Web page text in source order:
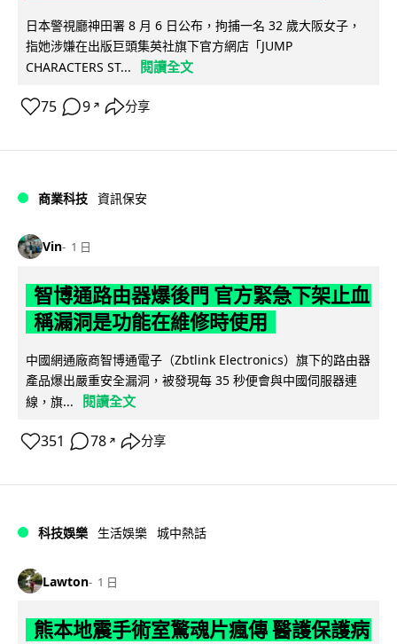
日本警視廳神田署 8 月 6 日公布，拘捕一名 32 歲大阪女子，
指她涉嫌在出版巨頭集英社旗下官方網店「JUMP
CHARACTERS ST...
閱讀全文
75 9 ↗ 分享
商業科技 資訊保安
Vin 1 日
智博通路由器爆後門 官方緊急下架止血
稱漏洞是功能在維修時使用
中國網通廠商智博通電子（Zbtlink Electronics）旗下的路由器
產品爆出嚴重安全漏洞，被發現每 35 秒便會與中國伺服器連
線，旗...
閱讀全文
351 78 ↗ 分享
科技娛樂 生活娛樂 城中熱話
Lawton 1 日
熊本地震手術室驚魂片瘋傳 醫護保護病